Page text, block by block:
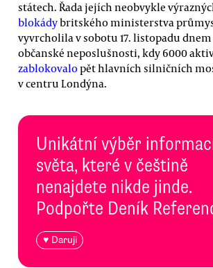
státech. Řada jejích neobvykle
blokádybritského ministerstva
vyvrcholila v sobotu 17. listopadu dnem
občanské neposlušnosti, kdy 6000
zablokovalopět hlavních silničních
v centru Londýna.
Unikátní výběr
světa, které v češtině
nenajdete nikde jinde.
Podpořte Deník
♥ Daruji